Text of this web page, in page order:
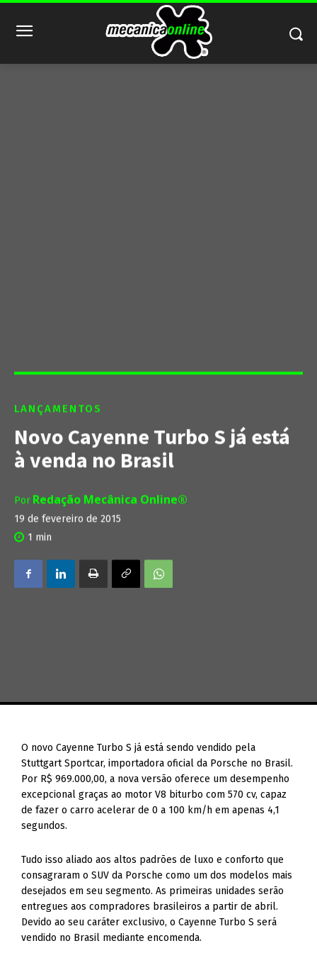
LANÇAMENTOS
Novo Cayenne Turbo S já está
à venda no Brasil
Por Redação Mecânica Online®
19 de fevereiro de 2015
1 min
O novo Cayenne Turbo S já está sendo vendido pela
Stuttgart Sportcar, importadora oficial da Porsche no Brasil.
Por R$ 969.000,00, a nova versão oferece um desempenho
excepcional graças ao motor V8 biturbo com 570 cv, capaz
de fazer o carro acelerar de 0 a 100 km/h em apenas 4,1
segundos.
Tudo isso aliado aos altos padrões de luxo e conforto que
consagraram o SUV da Porsche como um dos modelos mais
desejados em seu segmento. As primeiras unidades serão
entregues aos compradores brasileiros a partir de abril.
Devido ao seu caráter exclusivo, o Cayenne Turbo S será
vendido no Brasil mediante encomenda.